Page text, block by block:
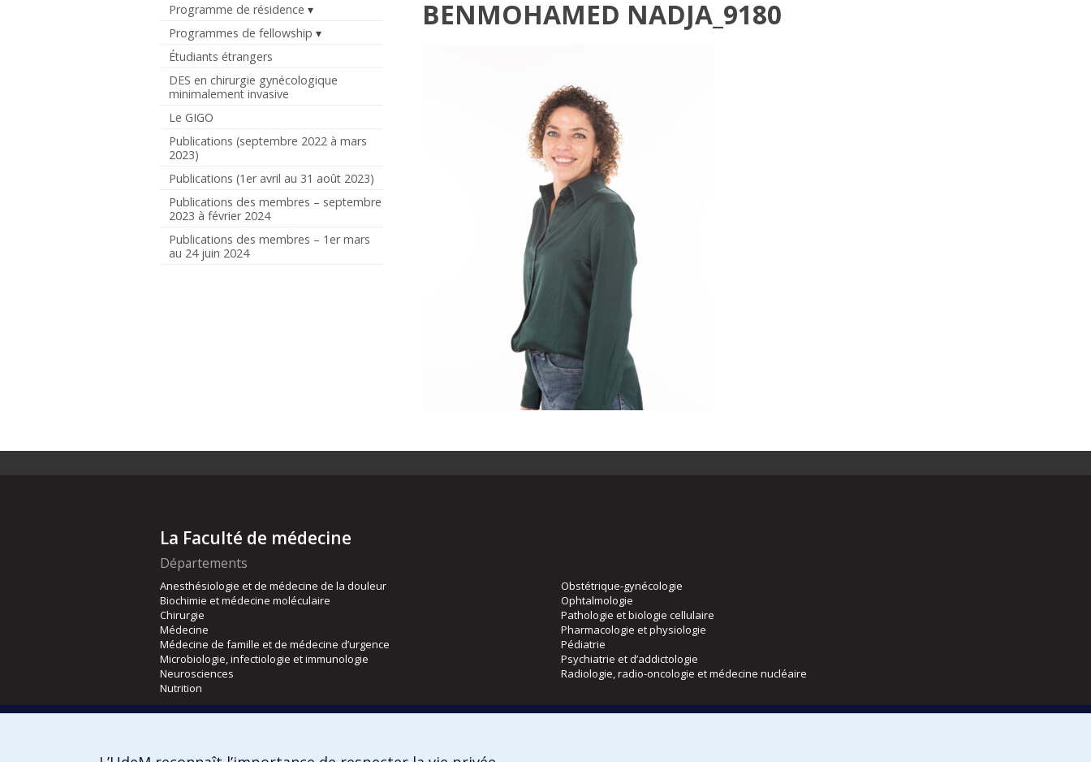
Programme de résidence
Programmes de fellowship
Étudiants étrangers
DES en chirurgie gynécologique
minimalement invasive
Le GIGO
Publications (septembre 2022 à mars
2023)
Publications (1er avril au 31 août 2023)
Publications des membres – septembre
2023 à février 2024
Publications des membres – 1er mars
au 24 juin 2024
BENMOHAMED NADJA_9180
La Faculté de médecine
Départements
Anesthésiologie et de médecine de la douleur
Biochimie et médecine moléculaire
Chirurgie
Médecine
Médecine de famille et de médecine d’urgence
Microbiologie, infectiologie et immunologie
Neurosciences
Nutrition
Obstétrique-gynécologie
Ophtalmologie
Pathologie et biologie cellulaire
Pharmacologie et physiologie
Pédiatrie
Psychiatrie et d’addictologie
Radiologie, radio-oncologie et médecine nucléaire